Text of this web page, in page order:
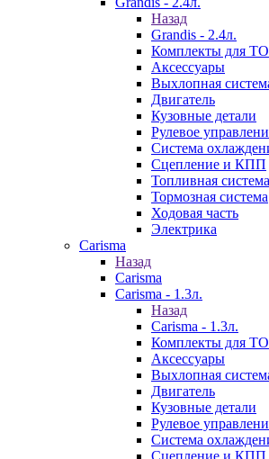
Назад
Grandis - 2.4л.
Комплекты для ТО
Аксессуары
Выхлопная
Двигатель
Кузовные детали
Рулевое
Система
Сцепление и КПП
Топливная система
Тормозная система
Ходовая часть
Электрика
Carisma
Назад
Carisma
Carisma - 1.3л.
Назад
Carisma - 1.3л.
Комплекты для ТО
Аксессуары
Выхлопная
Двигатель
Кузовные детали
Рулевое
Система
Сцепление и КПП